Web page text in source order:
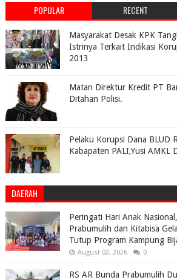
POPULAR RECENT
Masyarakat Desak KPK
Istrinya Terkait Indikasi
2013
Matan Direktur Kredit PT
Ditahan Polisi.
Pelaku Korupsi Dana BLUD
Kabapaten PALI,Yusi AMKL
DAERAH
Peringati Hari Anak
Prabumulih dan Kitabisa
Tutup Program Kampung
August 02, 2026 0
RS AR Bunda Prabumulih